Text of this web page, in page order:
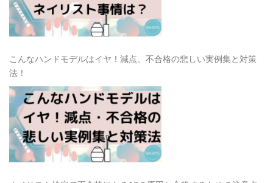
こんなハンドモデルはイヤ！減点、不合格の悲しい実例集と対策
法！